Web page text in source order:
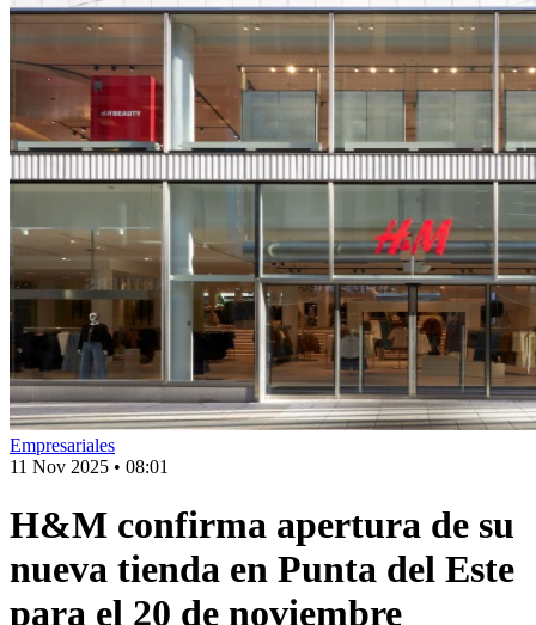
Empresariales
11 Nov 2025 • 08:01
H&M confirma apertura de su
nueva tienda en Punta del Este
para el 20 de noviembre